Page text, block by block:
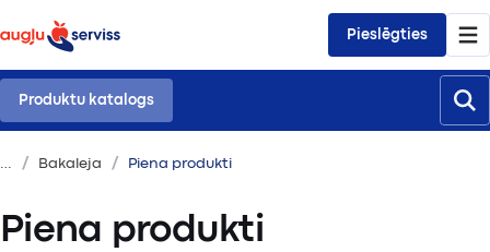
Pieslēgties
Produktu katalogs
Bakaleja Piena produkti
Piena produkti